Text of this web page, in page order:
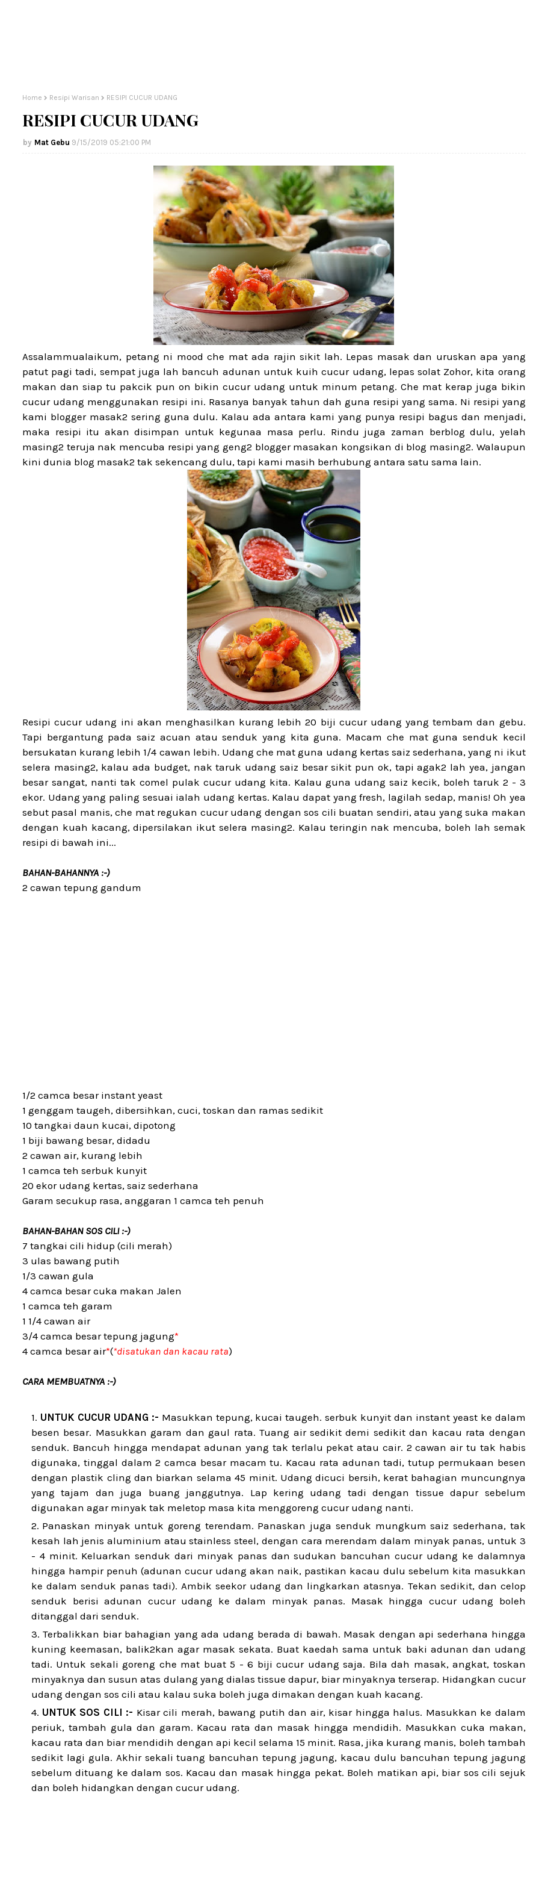
Home Resipi Warisan RESIPI CUCUR UDANG
RESIPI CUCUR UDANG
Mat Gebu 9/15/2019 05:21:00 PM
Assalammualaikum, petang ni mood che mat ada rajin sikit lah. Lepas masak dan uruskan apa yang
patut pagi tadi, sempat juga lah bancuh adunan untuk kuih cucur udang, lepas solat Zohor, kita orang
makan dan siap tu pakcik pun on bikin cucur udang untuk minum petang. Che mat kerap juga bikin
cucur udang menggunakan resipi ini. Rasanya banyak tahun dah guna resipi yang sama. Ni resipi yang
kami blogger masak2 sering guna dulu. Kalau ada antara kami yang punya resipi bagus dan menjadi,
maka resipi itu akan disimpan untuk kegunaa masa perlu. Rindu juga zaman berblog dulu, yelah
masing2 teruja nak mencuba resipi yang geng2 blogger masakan kongsikan di blog masing2. Walaupun
kini dunia blog masak2 tak sekencang dulu, tapi kami masih berhubung antara satu sama lain.
Resipi cucur udang ini akan menghasilkan kurang lebih 20 biji cucur udang yang tembam dan gebu.
Tapi bergantung pada saiz acuan atau senduk yang kita guna. Macam che mat guna senduk kecil
bersukatan kurang lebih 1/4 cawan lebih. Udang che mat guna udang kertas saiz sederhana, yang ni ikut
selera masing2, kalau ada budget, nak taruk udang saiz besar sikit pun ok, tapi agak2 lah yea, jangan
besar sangat, nanti tak comel pulak cucur udang kita. Kalau guna udang saiz kecik, boleh taruk 2 - 3
ekor. Udang yang paling sesuai ialah udang kertas. Kalau dapat yang fresh, lagilah sedap, manis! Oh yea
sebut pasal manis, che mat regukan cucur udang dengan sos cili buatan sendiri, atau yang suka makan
dengan kuah kacang, dipersilakan ikut selera masing2. Kalau teringin nak mencuba, boleh lah semak
resipi di bawah ini...
BAHAN-BAHANNYA :-)
2 cawan tepung gandum
1/2 camca besar instant yeast
1 genggam taugeh, dibersihkan, cuci, toskan dan ramas sedikit
10 tangkai daun kucai, dipotong
1 biji bawang besar, didadu
2 cawan air, kurang lebih
1 camca teh serbuk kunyit
20 ekor udang kertas, saiz sederhana
Garam secukup rasa, anggaran 1 camca teh penuh
BAHAN-BAHAN SOS CILI :-)
7 tangkai cili hidup (cili merah)
3 ulas bawang putih
1/3 cawan gula
4 camca besar cuka makan Jalen
1 camca teh garam
1 1/4 cawan air
3/4 camca besar tepung jagung*
4 camca besar air*(*disatukan dan kacau rata)
CARA MEMBUATNYA :-)
UNTUK CUCUR UDANG :- Masukkan tepung, kucai taugeh. serbuk kunyit dan instant yeast ke dalam
besen besar. Masukkan garam dan gaul rata. Tuang air sedikit demi sedikit dan kacau rata dengan
senduk. Bancuh hingga mendapat adunan yang tak terlalu pekat atau cair. 2 cawan air tu tak habis
digunaka, tinggal dalam 2 camca besar macam tu. Kacau rata adunan tadi, tutup permukaan besen
dengan plastik cling dan biarkan selama 45 minit. Udang dicuci bersih, kerat bahagian muncungnya
yang tajam dan juga buang janggutnya. Lap kering udang tadi dengan tissue dapur sebelum
digunakan agar minyak tak meletop masa kita menggoreng cucur udang nanti.
Panaskan minyak untuk goreng terendam. Panaskan juga senduk mungkum saiz sederhana, tak
kesah lah jenis aluminium atau stainless steel, dengan cara merendam dalam minyak panas, untuk 3
- 4 minit. Keluarkan senduk dari minyak panas dan sudukan bancuhan cucur udang ke dalamnya
hingga hampir penuh (adunan cucur udang akan naik, pastikan kacau dulu sebelum kita masukkan
ke dalam senduk panas tadi). Ambik seekor udang dan lingkarkan atasnya. Tekan sedikit, dan celop
senduk berisi adunan cucur udang ke dalam minyak panas. Masak hingga cucur udang boleh
ditanggal dari senduk.
Terbalikkan biar bahagian yang ada udang berada di bawah. Masak dengan api sederhana hingga
kuning keemasan, balik2kan agar masak sekata. Buat kaedah sama untuk baki adunan dan udang
tadi. Untuk sekali goreng che mat buat 5 - 6 biji cucur udang saja. Bila dah masak, angkat, toskan
minyaknya dan susun atas dulang yang dialas tissue dapur, biar minyaknya terserap. Hidangkan cucur
udang dengan sos cili atau kalau suka boleh juga dimakan dengan kuah kacang.
UNTUK SOS CILI :- Kisar cili merah, bawang putih dan air, kisar hingga halus. Masukkan ke dalam
periuk, tambah gula dan garam. Kacau rata dan masak hingga mendidih. Masukkan cuka makan,
kacau rata dan biar mendidih dengan api kecil selama 15 minit. Rasa, jika kurang manis, boleh tambah
sedikit lagi gula. Akhir sekali tuang bancuhan tepung jagung, kacau dulu bancuhan tepung jagung
sebelum dituang ke dalam sos. Kacau dan masak hingga pekat. Boleh matikan api, biar sos cili sejuk
dan boleh hidangkan dengan cucur udang.